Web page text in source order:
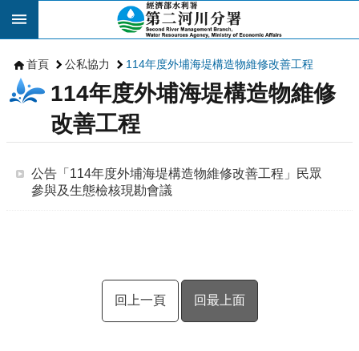
跳到主要內容區塊
首頁 公私協力 114年度外埔海堤構造物維修改善工程
114年度外埔海堤構造物維修
改善工程
公告「114年度外埔海堤構造物維修改善工程」民眾
參與及生態檢核現勘會議
回上一頁 回最上面